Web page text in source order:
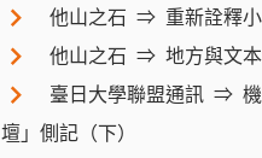
他山之石
重新詮釋
他山之石
地方與文
臺日大學聯盟通訊
壇」側記（下）